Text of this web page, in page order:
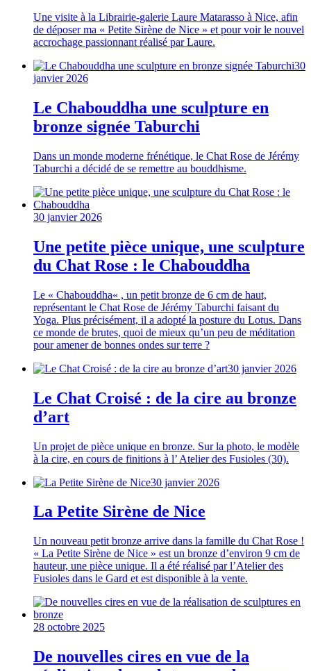
Une visite à la Librairie-galerie Laure Matarasso à Nice, afin
de déposer ma « Petite Sirène de Nice » et pour voir le nouvel
accrochage passionnant réalisé par Laure.
30
janvier 2026
Le Chabouddha une sculpture en
bronze signée Taburchi
Dans un monde moderne frénétique, le Chat Rose de Jérémy
Taburchi a décidé de se remettre au bouddhisme.
30 janvier 2026
Une petite pièce unique, une sculpture
du Chat Rose : le Chabouddha
Le « Chabouddha« , un petit bronze de 6 cm de haut,
représentant le Chat Rose de Jérémy Taburchi faisant du
Yoga. Plus précisément, il a adopté la posture du Lotus. Dans
ce monde de brutes, quoi de mieux qu’un peu de méditation
pour amener de bonnes ondes sur terre ?
30 janvier 2026
Le Chat Croisé : de la cire au bronze
d’art
Un projet de pièce unique en bronze. Sur la photo, le modèle
à la cire, en cours de finitions à l’ Atelier des Fusioles (30).
30 janvier 2026
La Petite Sirène de Nice
Un nouveau petit bronze arrive dans la famille du Chat Rose !
« La Petite Sirène de Nice » est un bronze d’environ 9 cm de
hauteur, une pièce unique. Il a été réalisé par l’Atelier des
Fusioles dans le Gard et est disponible à la vente.
28 octobre 2025
De nouvelles cires en vue de la